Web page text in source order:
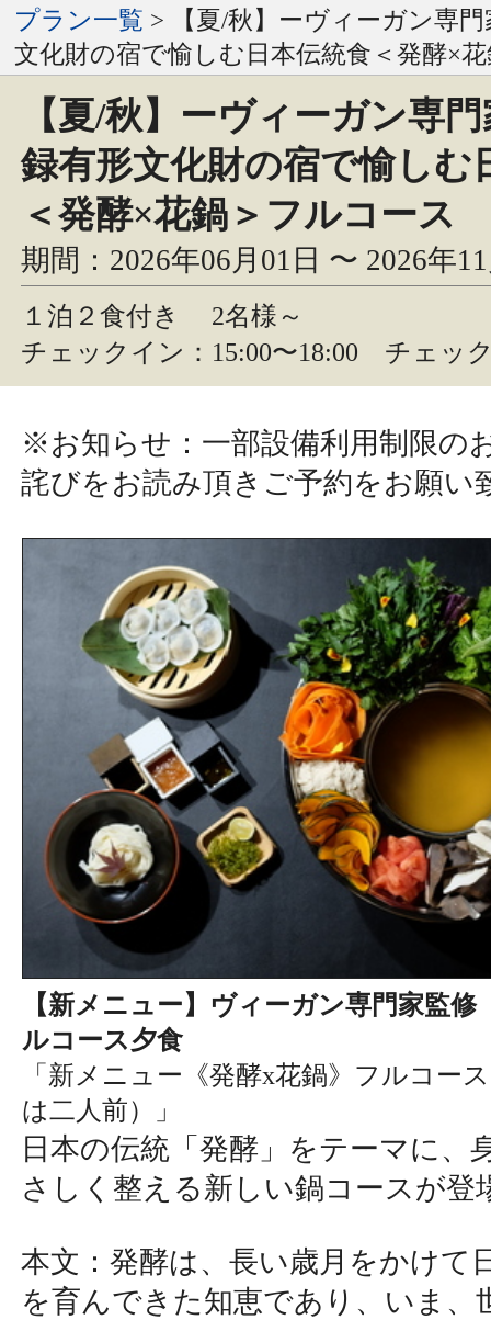
プラン一覧 > 【夏/秋】ーヴィーガン専
文化財の宿で愉しむ日本伝統食＜発酵×
【夏/秋】ーヴィーガン専
録有形文化財の宿で愉しむ
＜発酵×花鍋＞フルコース
期間：2026年06月01日 〜 2026年
１泊２食付き
2名様～
チェックイン：15:00〜18:00 チェッ
※お知らせ：一部設備利用制限の
詫びをお読み頂きご予約をお願い
【新メニュー】ヴィーガン専門家監修
ルコース夕食
「新メニュー《発酵x花鍋》フルコー
は二人前）」
日本の伝統「発酵」をテーマに、
さしく整える新しい鍋コースが登
本文：発酵は、長い歳月をかけて
を育んできた知恵であり、いま、